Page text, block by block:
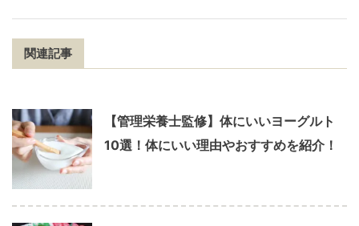
関連記事
【管理栄養士監修】体にいいヨーグルト
10選！体にいい理由やおすすめを紹介！